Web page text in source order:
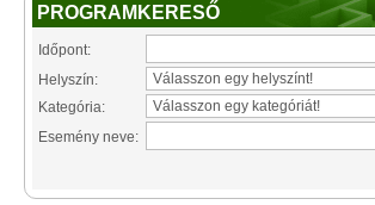
PROGRAMKERESŐ
Időpont:
Helyszín:
Kategória:
Esemény neve: